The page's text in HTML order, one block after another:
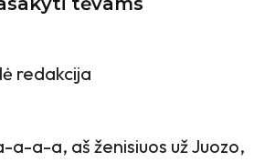
redakcija
a-a, aš ženisiuos už Juozo,